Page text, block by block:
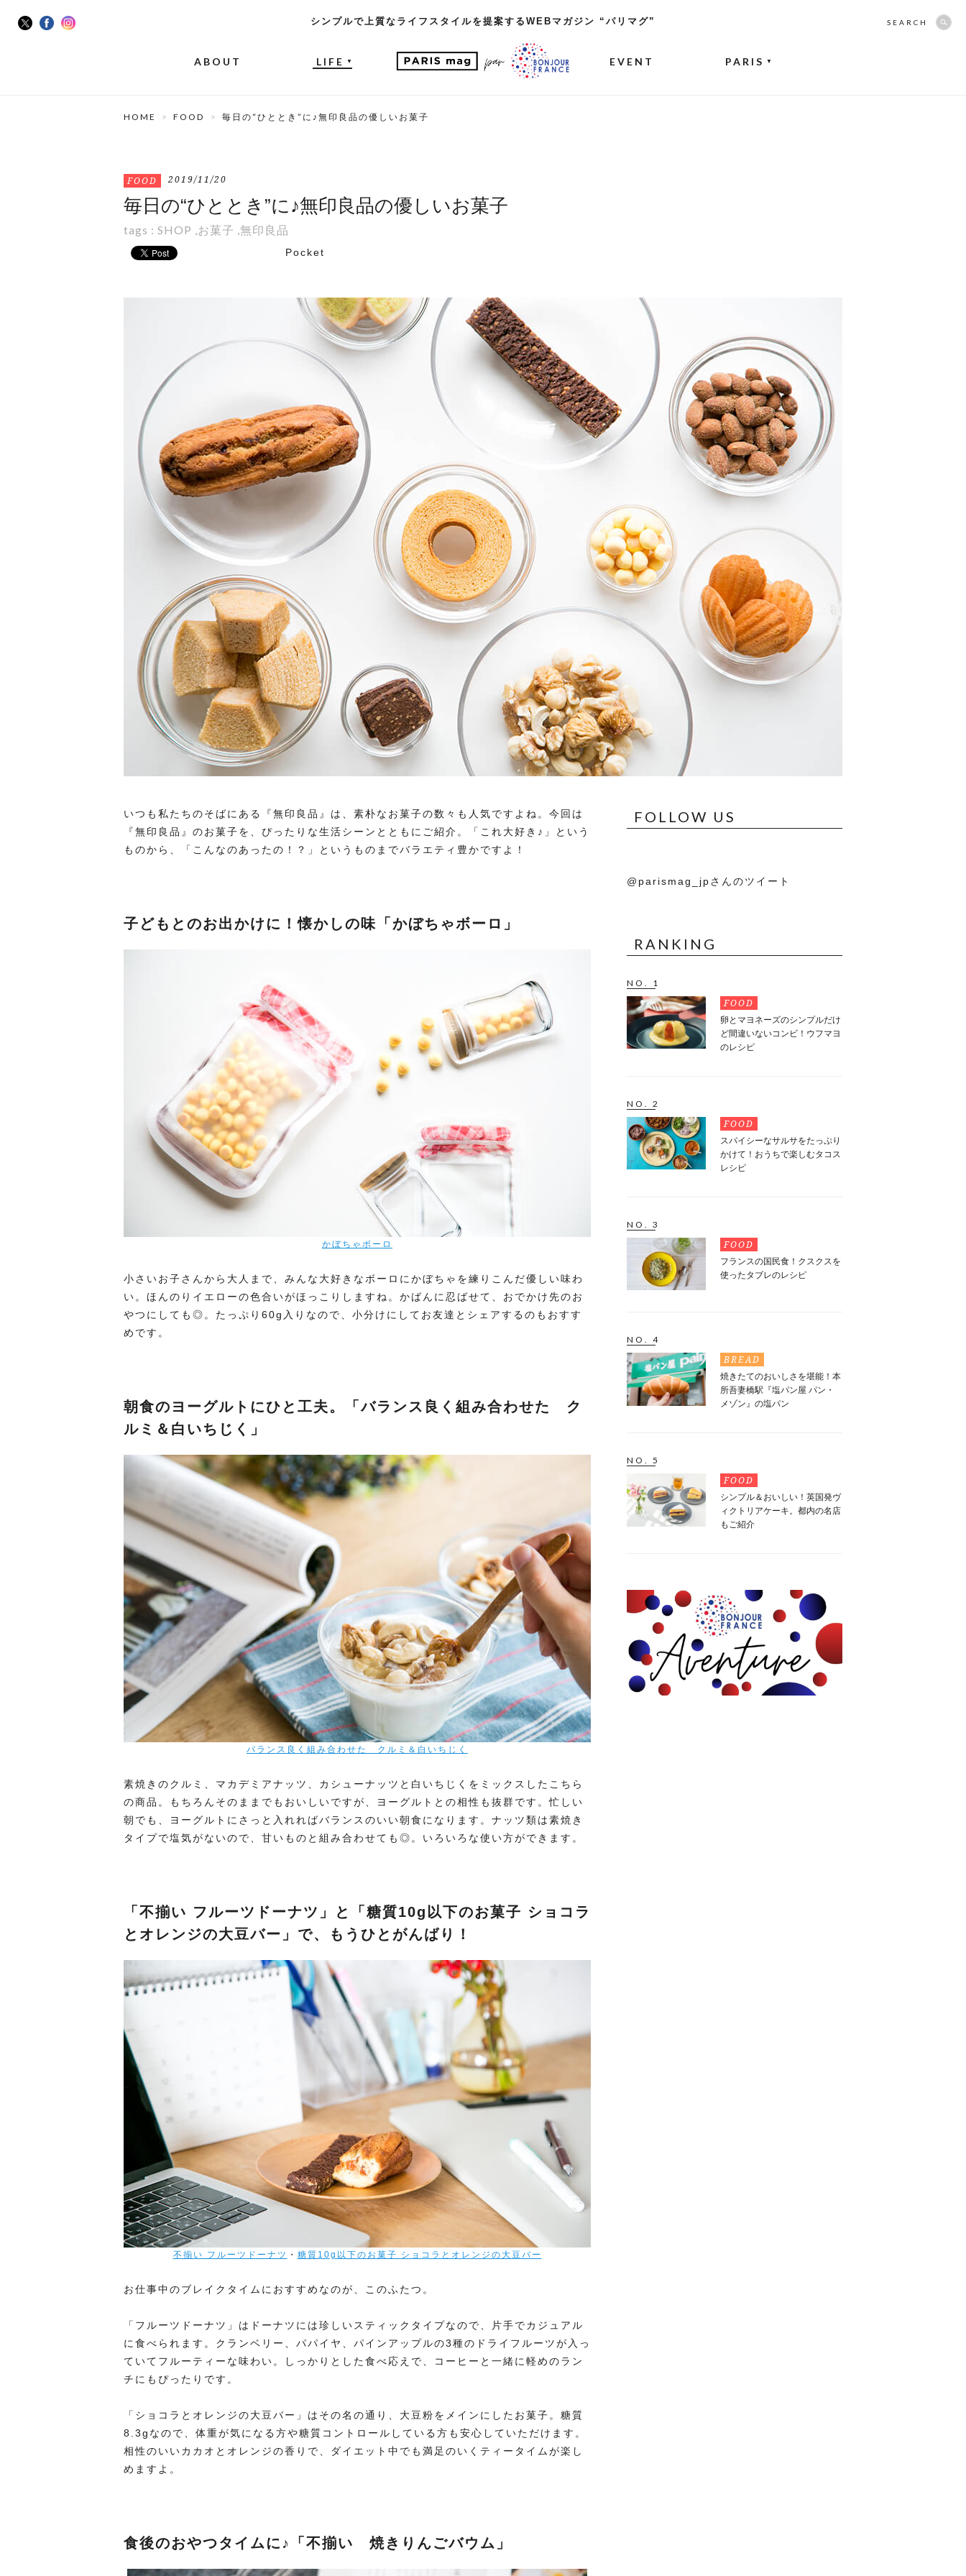
シンプルで上質なライフスタイルを提案するWEBマガジン “パリマグ”
ABOUT LIFE ▼ EVENT PARIS ▼
SEARCH
HOME FOOD 毎日の“ひととき”に♪無印良品の優しいお菓子
FOOD 2019/11/20
毎日の“ひととき”に♪無印良品の優しいお菓子
tags : SHOP ,お菓子 ,無印良品
Pocket
いつも私たちのそばにある『無印良品』は、素朴なお菓子の数々も人気ですよね。今回は
『無印良品』のお菓子を、ぴったりな生活シーンとともにご紹介。「これ大好き♪」という
ものから、「こんなのあったの！？」というものまでバラエティ豊かですよ！
子どもとのお出かけに！懐かしの味「かぼちゃボーロ」
かぼちゃボーロ
小さいお子さんから大人まで、みんな大好きなボーロにかぼちゃを練りこんだ優しい味わ
い。ほんのりイエローの色合いがほっこりしますね。かばんに忍ばせて、おでかけ先のお
やつにしても◎。たっぷり60g入りなので、小分けにしてお友達とシェアするのもおすす
めです。
朝食のヨーグルトにひと工夫。「バランス良く組み合わせた ク
ルミ＆白いちじく」
バランス良く組み合わせた クルミ＆白いちじく
素焼きのクルミ、マカデミアナッツ、カシューナッツと白いちじくをミックスしたこちら
の商品。もちろんそのままでもおいしいですが、ヨーグルトとの相性も抜群です。忙しい
朝でも、ヨーグルトにさっと入れればバランスのいい朝食になります。ナッツ類は素焼き
タイプで塩気がないので、甘いものと組み合わせても◎。いろいろな使い方ができます。
「不揃い フルーツドーナツ」と「糖質10g以下のお菓子 ショコラ
とオレンジの大豆バー」で、もうひとがんばり！
不揃い フルーツドーナツ ・ 糖質10g以下のお菓子 ショコラとオレンジの大豆バー
お仕事中のブレイクタイムにおすすめなのが、このふたつ。
「フルーツドーナツ」はドーナツには珍しいスティックタイプなので、片手でカジュアル
に食べられます。クランベリー、パパイヤ、パインアップルの3種のドライフルーツが入っ
ていてフルーティーな味わい。しっかりとした食べ応えで、コーヒーと一緒に軽めのラン
チにもぴったりです。
「ショコラとオレンジの大豆バー」はその名の通り、大豆粉をメインにしたお菓子。糖質
8.3gなので、体重が気になる方や糖質コントロールしている方も安心していただけます。
相性のいいカカオとオレンジの香りで、ダイエット中でも満足のいくティータイムが楽し
めますよ。
食後のおやつタイムに♪「不揃い 焼きりんごバウム」
FOLLOW US
@parismag_jpさんのツイート
RANKING
NO. 1
FOOD
卵とマヨネーズのシンプルだけ
ど間違いないコンビ！ウフマヨ
のレシピ
NO. 2
FOOD
スパイシーなサルサをたっぷり
かけて！おうちで楽しむタコス
レシピ
NO. 3
FOOD
フランスの国民食！クスクスを
使ったタブレのレシピ
NO. 4
BREAD
焼きたてのおいしさを堪能！本
所吾妻橋駅『塩パン屋 パン・
メゾン』の塩パン
NO. 5
FOOD
シンプル＆おいしい！英国発ヴ
ィクトリアケーキ。都内の名店
もご紹介